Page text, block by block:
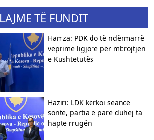
LAJME TË FUNDIT
Hamza: PDK do të ndërmarrë
veprime ligjore për mbrojtjen
e Kushtetutës
Haziri: LDK kërkoi seancë
sonte, partia e parë duhej ta
hapte rrugën